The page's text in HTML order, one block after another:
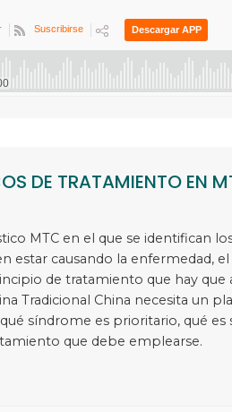
DE TRATAMIENTO EN
MTC en el que se identifican
estar causando la enfermedad,
de tratamiento que hay que
Tradicional China necesita un
síndrome es prioritario, qué es
que debe emplearse.